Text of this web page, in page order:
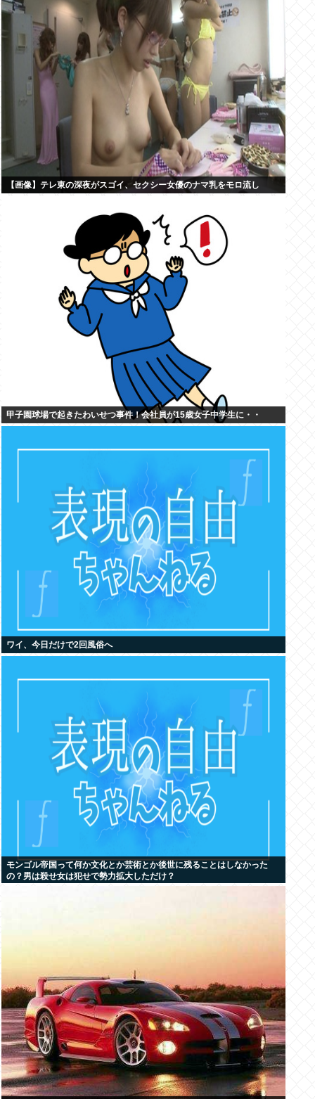
【画像】テレ東の深夜がスゴイ、セクシー女優のナマ乳をモロ流し
甲子園球場で起きたわいせつ事件！会社員が15歳女子中学生に・・
ワイ、今日だけで2回風俗へ
モンゴル帝国って何か文化とか芸術とか後世に残ることはしなかった
の？男は殺せ女は犯せで勢力拡大しただけ？